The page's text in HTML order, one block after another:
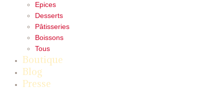
Epices
Desserts
Pâtisseries
Boissons
Tous
Boutique
Blog
Presse